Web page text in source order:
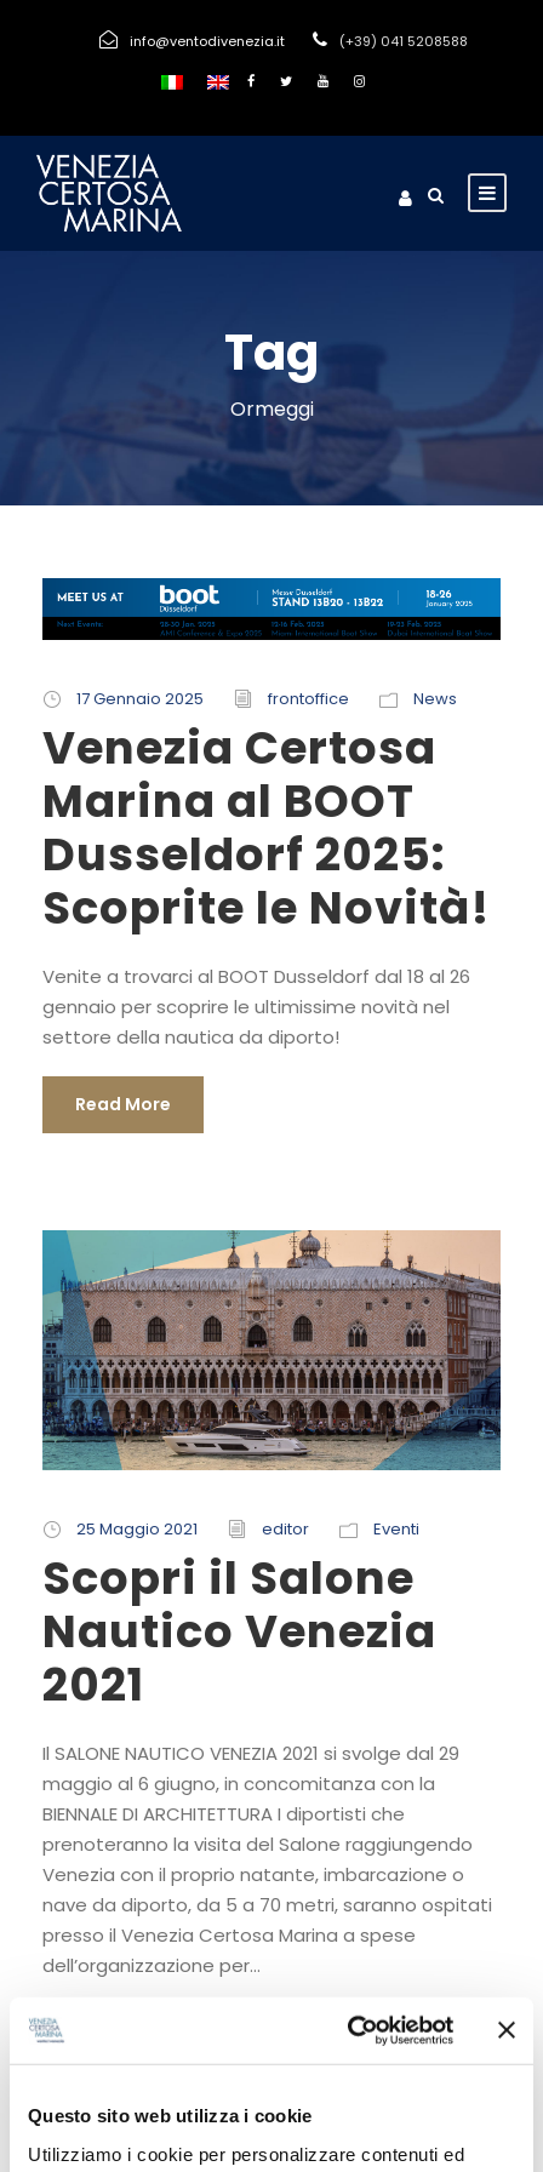
Questo sito web utilizza i cookie
Utilizziamo i cookie per personalizzare contenuti ed
info@ventodivenezia.it (+39) 041 5208588
Tag
Ormeggi
17 Gennaio 2025 frontoffice News
Venezia Certosa
Marina al BOOT
Dusseldorf 2025:
Scoprite le Novità!
Venite a trovarci al BOOT Dusseldorf dal 18 al 26
gennaio per scoprire le ultimissime novità nel
settore della nautica da diporto!
Read More
25 Maggio 2021 editor Eventi
Scopri il Salone
Nautico Venezia
2021
Il SALONE NAUTICO VENEZIA 2021 si svolge dal 29
maggio al 6 giugno, in concomitanza con la
BIENNALE DI ARCHITETTURA I diportisti che
prenoteranno la visita del Salone raggiungendo
Venezia con il proprio natante, imbarcazione o
nave da diporto, da 5 a 70 metri, saranno ospitati
presso il Venezia Certosa Marina a spese
dell’organizzazione per...